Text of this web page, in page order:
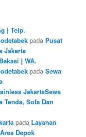
| Telp.
pada Pusat
Jakarta
| WA.
padaSewa
JakartaSewa
Tenda, Sofa Dan
pada Layanan
Depok